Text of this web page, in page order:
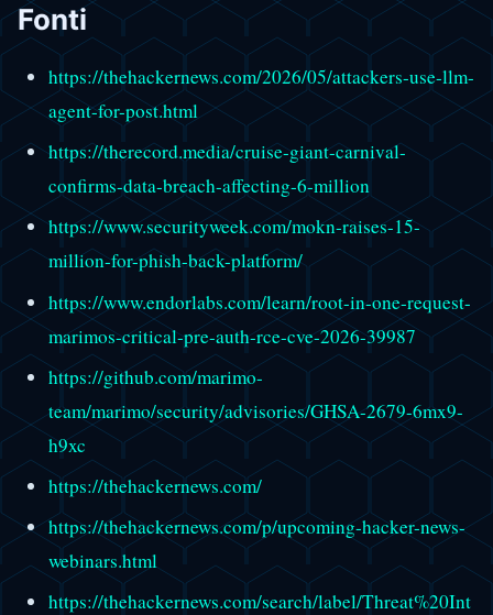
Fonti
https://thehackernews.com/2026/05/attackers-use-llm-
agent-for-post.html
https://therecord.media/cruise-giant-carnival-
confirms-data-breach-affecting-6-million
https://www.securityweek.com/mokn-raises-15-
million-for-phish-back-platform/
https://www.endorlabs.com/learn/root-in-one-request-
marimos-critical-pre-auth-rce-cve-2026-39987
https://github.com/marimo-
team/marimo/security/advisories/GHSA-2679-6mx9-
h9xc
https://thehackernews.com/
https://thehackernews.com/p/upcoming-hacker-news-
webinars.html
https://thehackernews.com/search/label/Threat%20Int